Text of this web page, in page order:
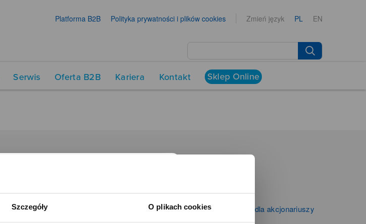
Szczegóły O plikach cookies
Platforma B2B Polityka prywatności i plików cookies Zmień język PL EN
Serwis Oferta B2B Kariera Kontakt Sklep Online
Time Trend
Salony muzyczne Riff
Noble Place
Kontakt dla mediów
Informacje firmowe i dla akcjonariuszy
Zibi S.A.